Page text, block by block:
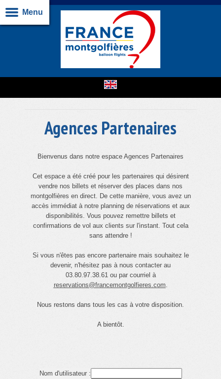
Menu
Agences Partenaires
Bienvenus dans notre espace Agences Partenaires
Cet espace a été créé pour les partenaires qui désirent
vendre nos billets et réserver des places dans nos
montgolfières en direct. De cette manière, vous avez un
accès immédiat à notre planning de réservations et aux
disponibilités. Vous pouvez remettre billets et
confirmations de vol aux clients sur l'instant. Tout cela
sans attendre !
Si vous n'êtes pas encore partenaire mais souhaitez le
devenir, n'hésitez pas à nous contacter au
03.80.97.38.61 ou par courriel à
reservations@francemontgolfieres.com
Nous restons dans tous les cas à votre disposition.
A bientôt.
Nom d'utilisateur :